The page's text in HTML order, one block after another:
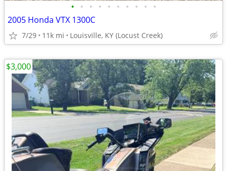
• • • • • • • • • •
2005 Honda VTX 1300C
7/29 11k mi Louisville, KY (Locust Creek)
$3,000